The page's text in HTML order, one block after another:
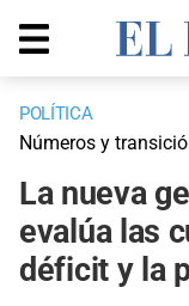
POLÍTICA
Números y
La nueva
evalúa las
déficit y la